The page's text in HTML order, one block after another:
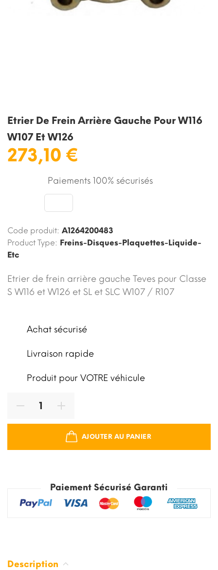
Etrier De Frein Arrière Gauche Pour W116
W107 Et W126
273,10 €
Paiements 100% sécurisés
Code produit: A1264200483
Product Type: Freins-Disques-Plaquettes-Liquide-
Etc
Etrier de frein arrière gauche Teves pour Classe
S W116 et W126 et SL et SLC W107 / R107
Achat sécurisé
Livraison rapide
Produit pour VOTRE véhicule
AJOUTER AU PANIER
Paiement Sécurisé Garanti
Description